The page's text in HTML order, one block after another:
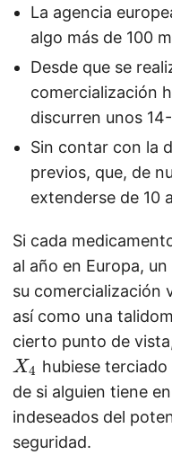
La agencia
algo más de 100
Desde que se
comercialización
discurren unos
Sin contar con la
previos, que, de
extenderse de 10
Si cada
al año en Europa,
su comercialización
así como una
cierto punto de
X4 hubiese
de si alguien tiene
indeseados del
seguridad.